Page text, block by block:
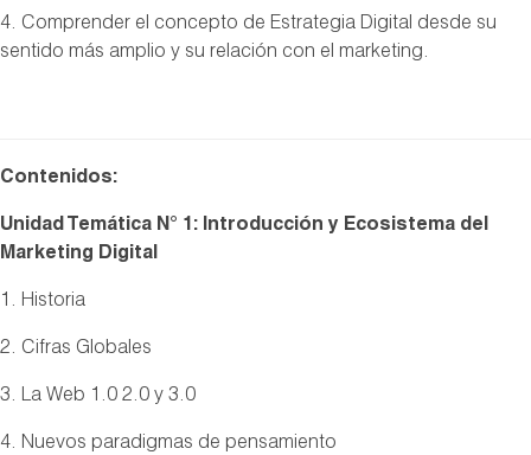
4. Comprender el concepto de Estrategia Digital desde su
sentido más amplio y su relación con el marketing.
Contenidos:
Unidad Temática N° 1: Introducción y Ecosistema del
Marketing Digital
1. Historia
2. Cifras Globales
3. La Web 1.0 2.0 y 3.0
4. Nuevos paradigmas de pensamiento